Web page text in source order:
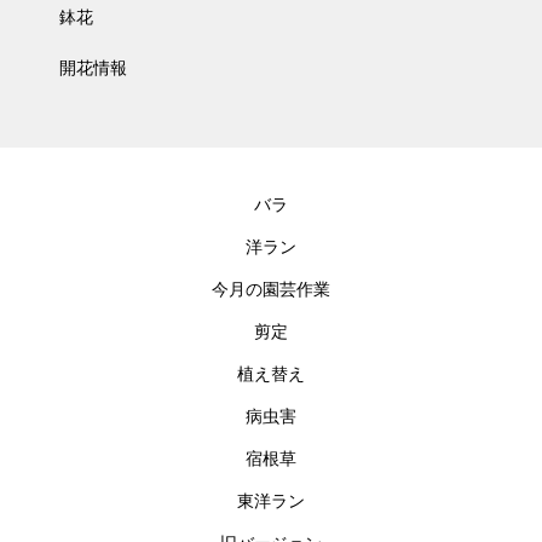
鉢花
開花情報
バラ
洋ラン
今月の園芸作業
剪定
植え替え
病虫害
宿根草
東洋ラン